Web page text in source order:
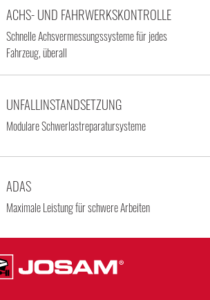
ACHS- UND FAHRWERKSKONTROLLE
Schnelle Achsvermessungssysteme für jedes
Fahrzeug, überall
UNFALLINSTANDSETZUNG
Modulare Schwerlastreparatursysteme
ADAS
Maximale Leistung für schwere Arbeiten